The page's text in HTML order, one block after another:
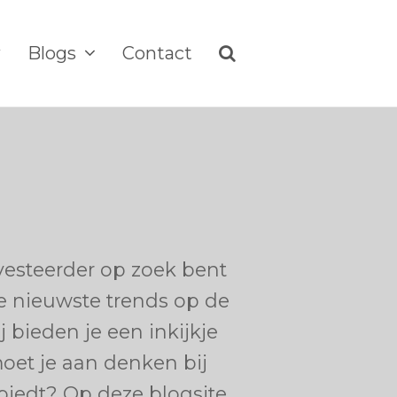
Blogs Contact
op zoek bent
nieuwste trends op de
bieden je een inkijkje
je aan denken bij